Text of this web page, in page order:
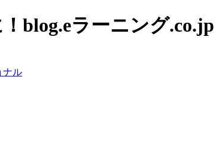
blog.eラーニング.co.jp
ナル